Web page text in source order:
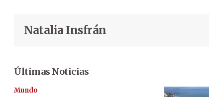
Natalia Insfrán
Últimas Noticias
Mundo